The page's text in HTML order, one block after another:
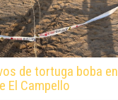
de tortuga boba
El Campello